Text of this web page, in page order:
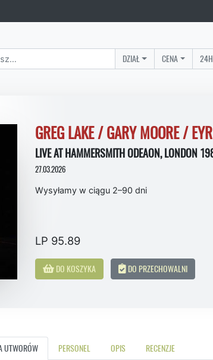
DZIAŁ CENA
GREG LAKE / GARY MOORE /
LIVE AT HAMMERSMITH ODEAON, LONDON
27.03.2026
Wysyłamy w ciągu 2–90 dni
LP 95.89
DO KOSZYKA DO PRZECHOWALNI
UTWORÓW PERSONEL OPIS RECENZJE